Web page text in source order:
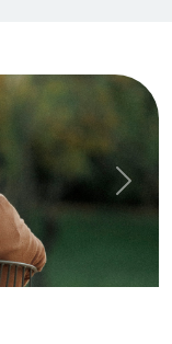
Next